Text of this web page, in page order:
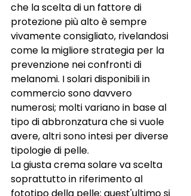
che la scelta di un fattore di
protezione più alto è sempre
vivamente consigliato, rivelandosi
come la migliore strategia per la
prevenzione nei confronti di
melanomi. I solari disponibili in
commercio sono davvero
numerosi; molti variano in base al
tipo di abbronzatura che si vuole
avere, altri sono intesi per diverse
tipologie di pelle.
La giusta crema solare va scelta
soprattutto in riferimento al